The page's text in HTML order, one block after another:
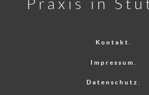
Kontakt.
Impressum.
Datenschutz.